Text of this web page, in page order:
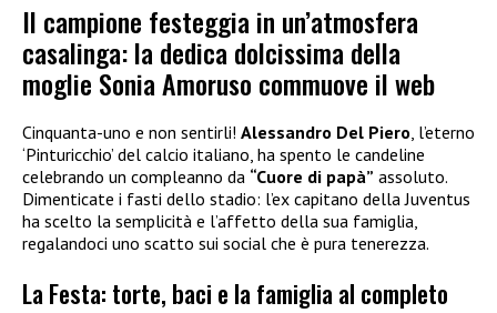
Il campione festeggia in un’atmosfera
casalinga: la dedica dolcissima della
moglie Sonia Amoruso commuove il web
Cinquanta-uno e non sentirli! Alessandro Del Piero, l’eterno
‘Pinturicchio’ del calcio italiano, ha spento le candeline
celebrando un compleanno da “Cuore di papà” assoluto.
Dimenticate i fasti dello stadio: l’ex capitano della Juventus
ha scelto la semplicità e l’affetto della sua famiglia,
regalandoci uno scatto sui social che è pura tenerezza.
La Festa: torte, baci e la famiglia al completo